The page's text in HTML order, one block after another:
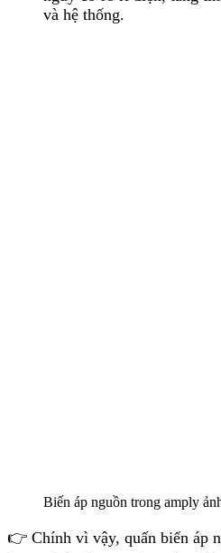
và hệ thống.
Biến áp nguồn trong amply
👉 Chính vì vậy, quấn biến áp